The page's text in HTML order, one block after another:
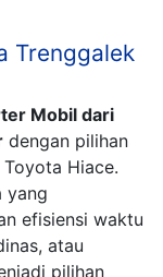
Trenggalek
Mobil dari
dengan pilihan
Hiace.
yang
efisiensi waktu
atau
pilihan